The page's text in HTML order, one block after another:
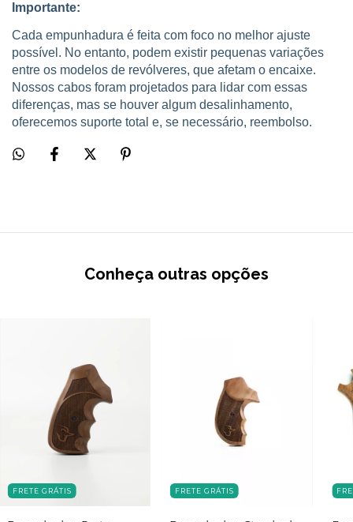
Importante:
Cada empunhadura é feita com foco no melhor ajuste
possível. No entanto, podem existir pequenas variações
entre os modelos de revólveres, que afetam o encaixe.
Nossos cabos foram projetados para lidar com essas
diferenças, mas se houver algum desalinhamento,
oferecemos suporte total e, se necessário, reembolso.
Conheça outras opções
FRETE GRÁTIS FRETE GRÁTIS